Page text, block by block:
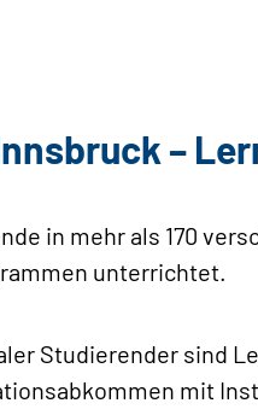
–
in mehr als 170
unterrichtet.
Studierender sind
mit